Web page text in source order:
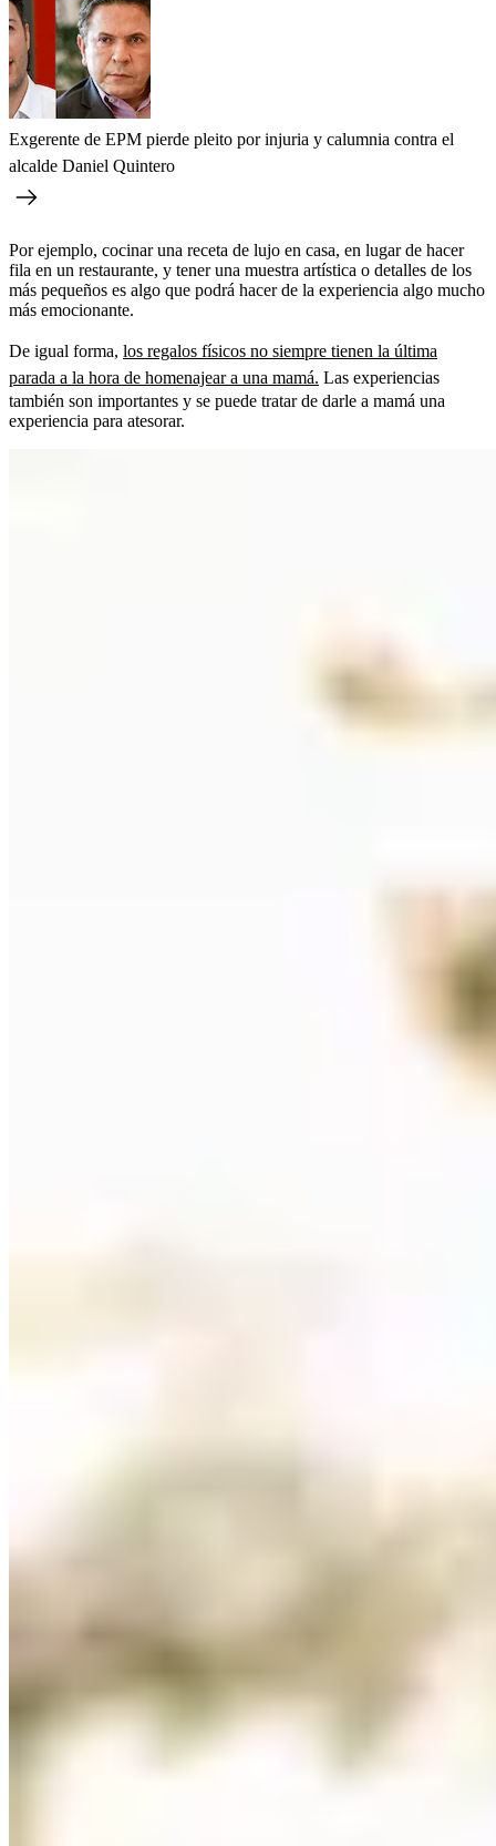
Exgerente de EPM pierde pleito por injuria y calumnia contra el
alcalde Daniel Quintero
Por ejemplo, cocinar una receta de lujo en casa, en lugar de hacer
fila en un restaurante, y tener una muestra artística o detalles de los
más pequeños es algo que podrá hacer de la experiencia algo mucho
más emocionante.
De igual forma, los regalos físicos no siempre tienen la última
parada a la hora de homenajear a una mamá. Las experiencias
también son importantes y se puede tratar de darle a mamá una
experiencia para atesorar.